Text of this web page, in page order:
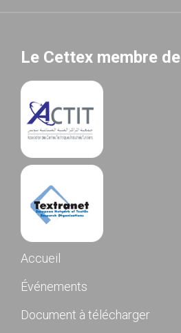
Le Cettex membre de
Accueil
Événements
Document à télécharger